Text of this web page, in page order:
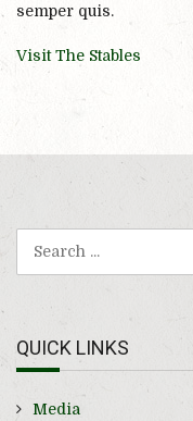
semper quis.
Visit The Stables
QUICK LINKS
Media